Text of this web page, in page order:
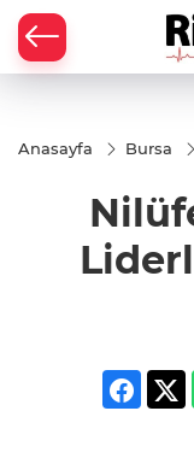
Anasayfa Bursa